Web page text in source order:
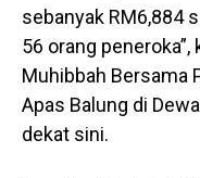
sebanyak RM6,884
56 orang
Muhibbah Bersama
Apas Balung di
dekat sini.